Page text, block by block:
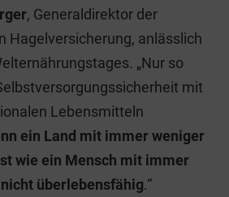
, Generaldirektor der
Hagelversicherung, anlässlich
„Nur so
mit
Lebensmitteln
ein Land mit immer weniger
wie ein Mensch mit immer
überlebensfähig.“